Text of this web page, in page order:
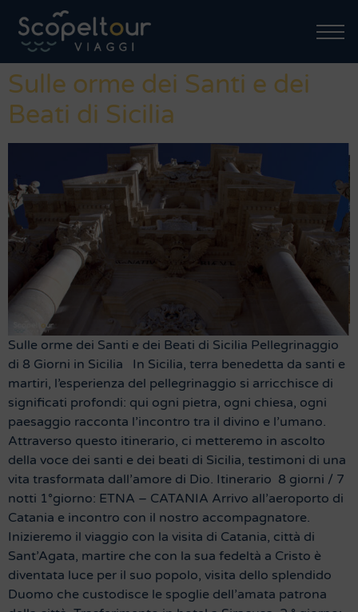
Sulle orme dei Santi e dei
Beati di Sicilia
Sulle orme dei Santi e dei Beati di Sicilia Pellegrinaggio
di 8 Giorni in Sicilia In Sicilia, terra benedetta da santi e
martiri, l’esperienza del pellegrinaggio si arricchisce di
significati profondi: qui ogni pietra, ogni chiesa, ogni
paesaggio racconta l’incontro tra il divino e l’umano.
Attraverso questo itinerario, ci metteremo in ascolto
della voce dei santi e dei beati di Sicilia, testimoni di una
vita trasformata dall’amore di Dio. Itinerario 8 giorni / 7
notti 1°giorno: ETNA – CATANIA Arrivo all’aeroporto di
Catania e incontro con il nostro accompagnatore.
Inizieremo il viaggio con la visita di Catania, città di
Sant’Agata, martire che con la sua fedeltà a Cristo è
diventata luce per il suo popolo, visita dello splendido
Duomo che custodisce le spoglie dell’amata patrona